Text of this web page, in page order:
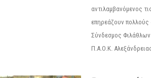
αντιλαμβανόμενος
επηρεάζουν πολλούς
Σύνδεσμος
Π.Α.Ο.Κ.